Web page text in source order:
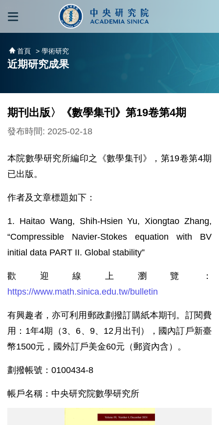
跳到主要內容區塊
首頁 > 學術研究
近期研究成果
期刊出版〉《數學集刊》第19卷第4期
發布時間: 2025-02-18
本院數學研究所編印之《數學集刊》，第19卷第4期
已出版。
作者及文章標題如下：
1. Haitao Wang, Shih-Hsien Yu, Xiongtao Zhang,
“Compressible Navier-Stokes equation with BV
initial data PART II. Global stability”
歡迎線上瀏覽：
https://www.math.sinica.edu.tw/bulletin
有興趣者，亦可利用郵政劃撥訂購紙本期刊。訂閱費
用：1年4期（3、6、9、12月出刊），國內訂戶新臺
幣1500元，國外訂戶美金60元（郵資內含）。
劃撥帳號：0100434-8
帳戶名稱：中央研究院數學研究所